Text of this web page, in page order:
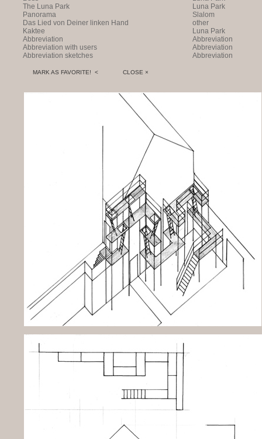
The Luna Park
Luna Park
Panorama
Slalom
Das Lied von Deiner linken Hand
other
Kaktee
Luna Park
Abbreviation
Abbreviation
Abbreviation with users
Abbreviation
Abbreviation sketches
Abbreviation
MARK AS FAVORITE! < CLOSE ×